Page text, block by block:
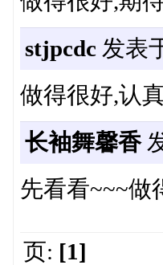
stjpcdc发表
做得很好,认
长袖舞馨香
先看看~~~做
页: [1]